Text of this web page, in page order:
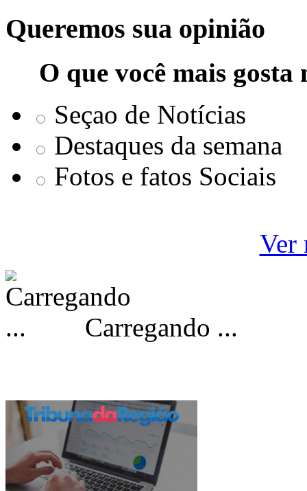
Queremos sua opinião
O que você mais
Seçao de Notícias
Destaques da semana
Fotos e fatos Sociais
Ver
Carregando ...